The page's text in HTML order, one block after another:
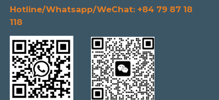
Hotline/Whatsapp/WeChat: +84 79 87 18
118